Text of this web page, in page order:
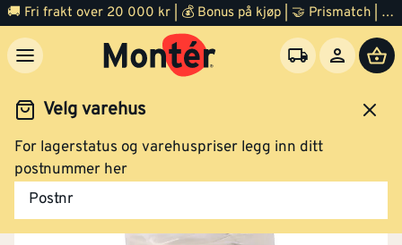
🚚 Fri frakt over 20 000 kr | 💰 Bonus på kjøp | 🤝 Prismatch | ⭐ 100% fornøyd garanti | 🏪 140 byggevarehus
Velg varehus
For lagerstatus og varehuspriser legg inn ditt
postnummer her
Postnr
Varme og inneklima